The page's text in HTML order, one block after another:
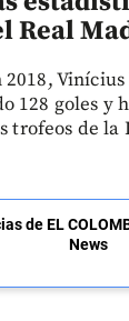
Real
128 goles y
trofeos de la
de EL
News